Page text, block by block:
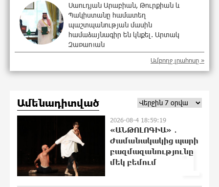
Սաուդյան Արաբիան, Թուրքիան և
Պակիստանը համատեղ
պաշտպանության մասին
համաձայնագիր են կնքել. Արտակ
Զաքարյան
դադարեցնի Հայ Առաքելական
Եկեղեցու նկատմամբ քաղաքական
հետապնդումները և ճնշումները
12:06:41 8-08-2026
Բանկային գաղտնիքի ապօրինի
արտահոսք, մերժված վարույթներ և
լռող բանկեր. ահազանգում է
Ամբողջ լրահոսը »
Ամենադիտված
1
2026-08-4 18:59:19
«ԱՆԹՈԼՈԳԻԱ» ․
Ժամանակակից պարի
բազմազանությունը
մեկ բեմում